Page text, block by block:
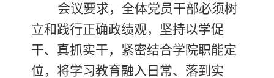
会议要求，全体党员干部必须树
立和践行正确政绩观，坚持以学促
干、真抓实干，紧密结合学院职能定
位，将学习教育融入日常、落到实